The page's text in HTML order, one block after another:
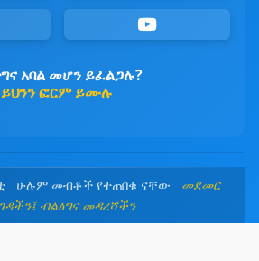
አባል መሆን ይፈልጋሉ?
ይህንን ፎርም ይሙሉ
ሁሉም መብቶች የተጠበቁ ናቸው መደመር
ብልፅግና መዳረሻችን